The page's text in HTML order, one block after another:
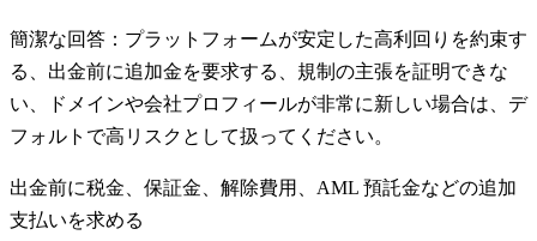
簡潔な回答：プラットフォームが安定した高利回りを約束す
る、出金前に追加金を要求する、規制の主張を証明できな
い、ドメインや会社プロフィールが非常に新しい場合は、デ
フォルトで高リスクとして扱ってください。
出金前に税金、保証金、解除費用、AML 預託金などの追加
支払いを求める